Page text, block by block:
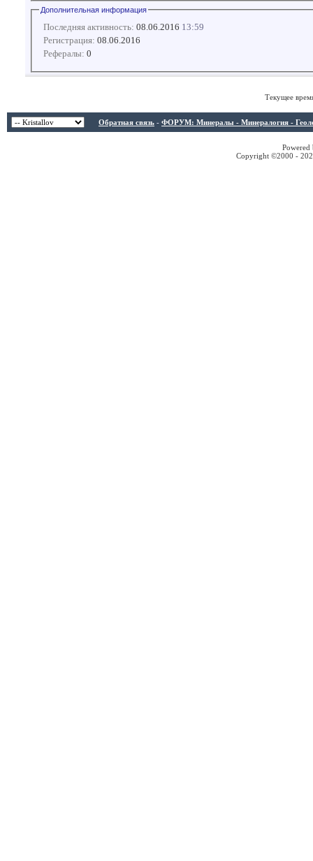
Дополнительная информация
Последняя активность: 08.06.2016 13:59
Регистрация: 08.06.2016
Рефералы: 0
Текущее
Обратная связь - ФОРУМ: Минералы - Минералогия -
Copyright ©2000 -